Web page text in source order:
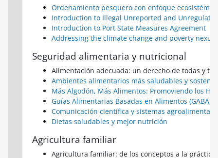
Ordenamiento pesquero con enfoque
Introduction to Illegal Unreported and
Introduction to Port State Measures Agreement
Addressing the climate change and poverty nexus
Seguridad alimentaria y nutricional
Alimentación adecuada: un derecho de todas y
Ambientes alimentarios más saludables y
Más Algodón, Más Alimentos: Promoviendo los
Guías Alimentarias Basadas en Alimentos (GABA)
Comunicación científica y sistemas
Dietas saludables y mejor nutrición
Agricultura familiar
Agricultura familiar: de los conceptos a la práctica